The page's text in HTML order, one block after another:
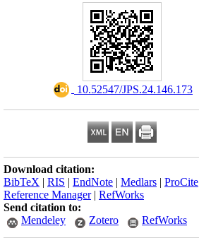
‎ 10.52547/JPS.24.146.173
Download citation:
BibTeX | RIS | EndNote | Medlars | ProCite
Reference Manager| RefWorks
Send citation to:
Mendeley
Zotero RefWorks